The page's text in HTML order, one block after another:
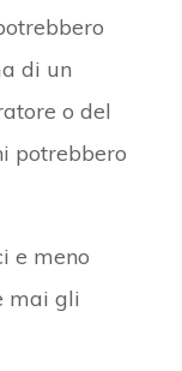
di un
o del
potrebbero
e meno
mai gli